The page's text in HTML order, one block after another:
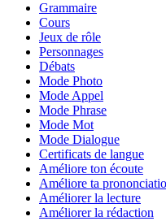
Grammaire
Cours
Jeux de rôle
Personnages
Débats
Mode Photo
Mode Appel
Mode Phrase
Mode Mot
Mode Dialogue
Certificats de langue
Améliore ton écoute
Améliore ta
Améliorer la lecture
Améliorer la rédaction